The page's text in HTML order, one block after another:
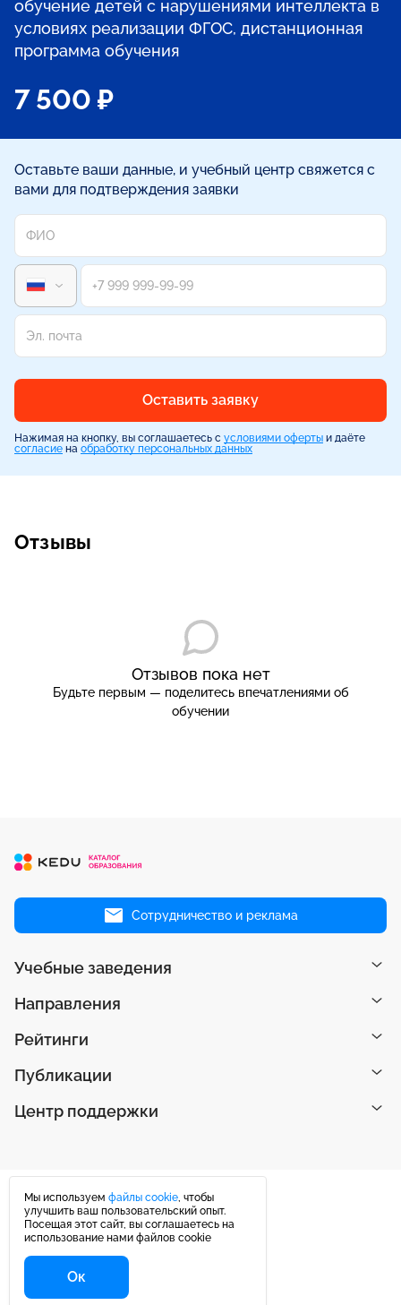
обучение детей с нарушениями интеллекта в
условиях реализации ФГОС, дистанционная
программа обучения
7 500 ₽
Оставьте ваши данные, и учебный центр свяжется с
вами для подтверждения заявки
Оставить заявку
Нажимая на кнопку, вы соглашаетесь с условиями оферты и даёте
согласие на обработку персональных данных
Отзывы
Отзывов пока нет
Будьте первым — поделитесь впечатлениями об
обучении
Сотрудничество и реклама
Учебные заведения
Направления
Рейтинги
Публикации
Центр поддержки
Мы используем файлы cookie, чтобы
улучшить ваш пользовательский опыт.
Посещая этот сайт, вы соглашаетесь на
использование нами файлов cookie
Ок